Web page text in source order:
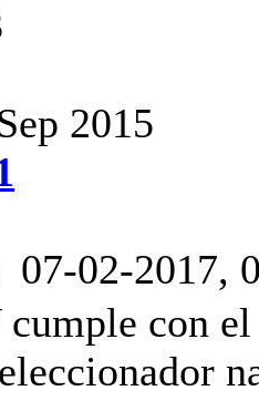
2015
07-02-2017,
con